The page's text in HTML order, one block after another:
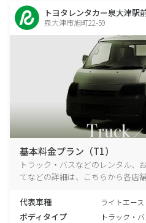
トヨタレンタカー泉大津駅
泉大津市旭町22-59
基本料金プラン（T1）
トラック・バスなどのレンタル、
てなどの詳細は、こちらから各店
代表車種 ライトエー
ボディタイプ トラック・